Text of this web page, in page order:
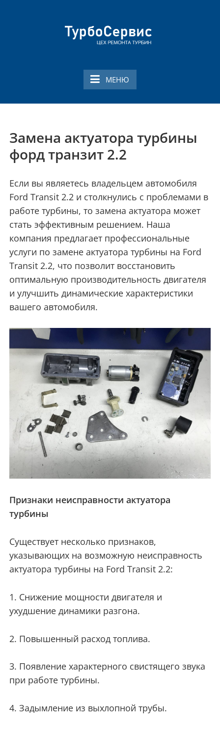
Смоленске
Смоленске
МЕНЮ
Замена актуатора турбины
форд транзит 2.2
Если вы являетесь владельцем автомобиля
Ford Transit 2.2 и столкнулись с проблемами в
работе турбины, то замена актуатора может
стать эффективным решением. Наша
компания предлагает профессиональные
услуги по замене актуатора турбины на Ford
Transit 2.2, что позволит восстановить
оптимальную производительность двигателя
и улучшить динамические характеристики
вашего автомобиля.
Признаки неисправности актуатора
турбины
Существует несколько признаков,
указывающих на возможную неисправность
актуатора турбины на Ford Transit 2.2:
1. Снижение мощности двигателя и
ухудшение динамики разгона.
2. Повышенный расход топлива.
3. Появление характерного свистящего звука
при работе турбины.
4. Задымление из выхлопной трубы.